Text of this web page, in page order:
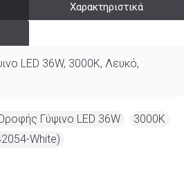
Χαρακτηριστικά
LED 36W, 3000K, Λευκό,
Γύψινο LED 36W 3000K
White)